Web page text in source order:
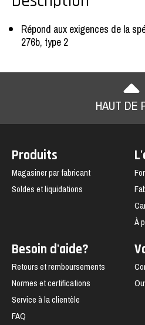
Répond aux exigences de la
276b, type 2
HAUT DE
Produits
Magasiner par fabricant
Soldes et liquidations
À
Besoin d'aide?
Retours et remboursements
Normes et certifications
Service à la clientèle
FAQ